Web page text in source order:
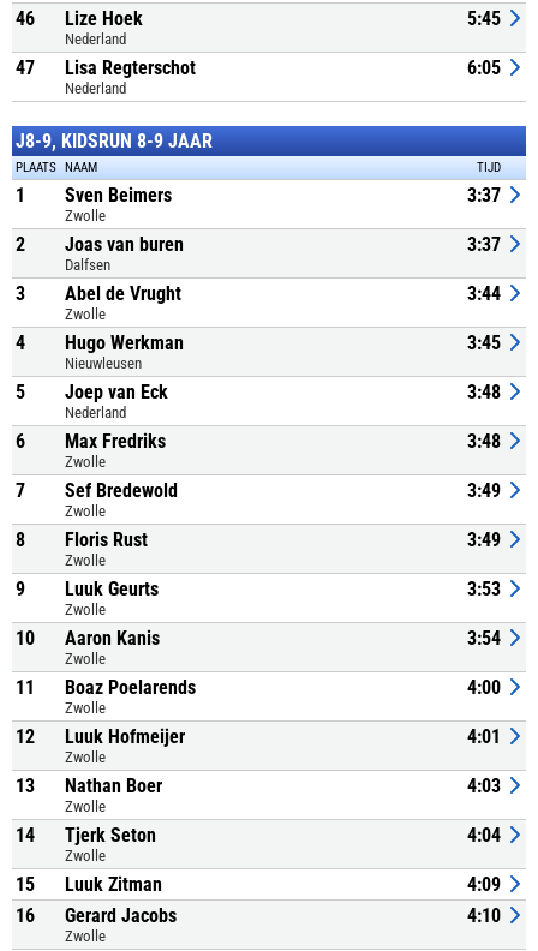
46 Lize Hoek
Nederland
5:45
47 Lisa Regterschot
Nederland
6:05
J8-9, KIDSRUN 8-9 JAAR
PLAATS NAAM TIJD
1 Sven Beimers
Zwolle
3:37
2 Joas van buren
Dalfsen
3:37
3 Abel de Vrught
Zwolle
3:44
4 Hugo Werkman
Nieuwleusen
3:45
5 Joep van Eck
Nederland
3:48
6 Max Fredriks
Zwolle
3:48
7 Sef Bredewold
Zwolle
3:49
8 Floris Rust
Zwolle
3:49
9 Luuk Geurts
Zwolle
3:53
10 Aaron Kanis
Zwolle
3:54
11 Boaz Poelarends
Zwolle
4:00
12 Luuk Hofmeijer
Zwolle
4:01
13 Nathan Boer
Zwolle
4:03
14 Tjerk Seton
Zwolle
4:04
15 Luuk Zitman
4:09
16
Gerard Jacobs
Zwolle
4:10